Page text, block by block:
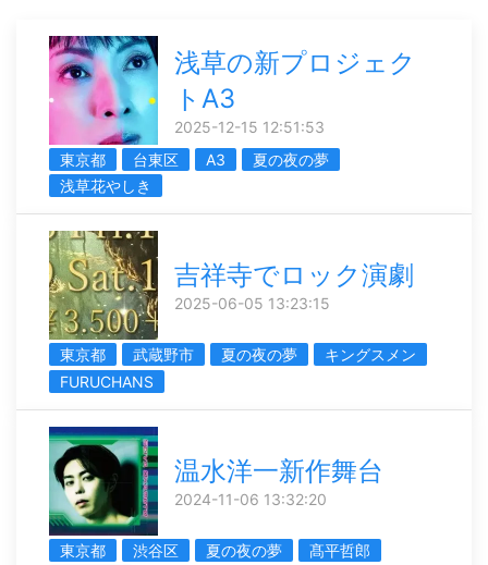
浅草の新プロジェク
トA3
2025-12-15 12:51:53
東京都
台東区 A3
夏の夜の夢
浅草花やしき
吉祥寺でロック演劇
2025-06-05 13:23:15
東京都 武蔵野市 夏の夜の夢
キングスメン
FURUCHANS
温水洋一新作舞台
2024-11-06 13:32:20
東京都 渋谷区 夏の夜の夢
髙平哲郎